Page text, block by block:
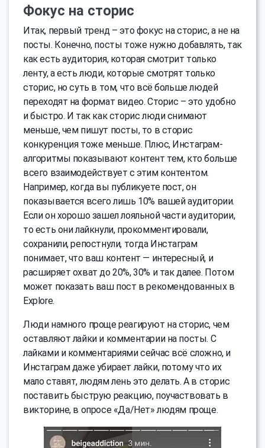
Фокус на сторис
Итак, первый тренд – это фокус на сторис, а не на
посты. Конечно, посты тоже нужно добавлять, так
как есть аудитория, которая смотрит только
ленту, а есть люди, которые смотрят только
сторис, но суть в том, что всё больше людей
переходят на формат видео. Сторис – это удобно
и быстро. И так как сторис люди снимают
меньше, чем пишут посты, то в сторис
конкуренция тоже меньше. Плюс, Инстаграм-
алгоритмы показывают контент тем, кто больше
всего взаимодействует с этим контентом.
Например, когда вы публикуете пост, он
показывается всего лишь 10% вашей аудитории.
Если он хорошо зашел лояльной части аудитории,
то есть они лайкнули, прокомментировали,
сохранили, репостнули, тогда Инстаграм
понимает, что ваш контент — интересный, и
расширяет охват до 20%, 30% и так далее. Потом
может показать ваш пост в рекомендованных в
Explore.
Люди намного проще реагируют на сторис, чем
оставляют лайки и комментарии на посты. С
лайками и комментариями сейчас всё сложно, и
Инстаграм даже убирает лайки, потому что их
мало ставят, людям лень это делать. А в сторис
поставить быструю реакцию, поучаствовать в
викторине, в опросе «Да/Нет» людям проще.